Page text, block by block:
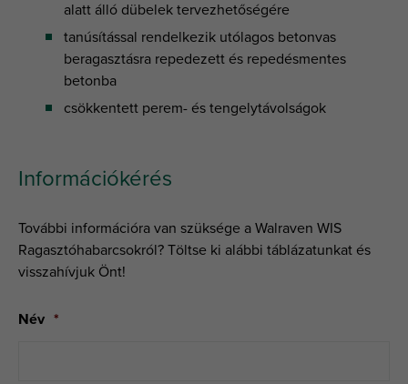
alatt álló dübelek tervezhetőségére
tanúsítással rendelkezik utólagos betonvas
beragasztásra repedezett és repedésmentes
betonba
csökkentett perem- és tengelytávolságok
Információkérés
További információra van szüksége a Walraven WIS
Ragasztóhabarcsokról? Töltse ki alábbi táblázatunkat és
visszahívjuk Önt!
Név *